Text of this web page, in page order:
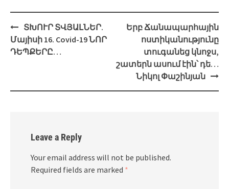
Post
navigation
ՏԽՈՒՐ ՏՎՅԱԼՆԵՐ.
Մայիսի 16. Covid-19 ՆՈՐ
ԴԵՊՔԵՐԸ…
Երբ Ճանապարհային
ոստիկանությունը
տուգանեց կնոջս,
շատերն ասում էին՝ դե…
Նիկոլ Փաշինյան
Leave a Reply
Your email address will not be published.
Required fields are marked *